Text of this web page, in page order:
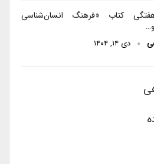
کتاب «فرهنگ انسان‌شناسی
دی ۱۴, ۱۴۰۴